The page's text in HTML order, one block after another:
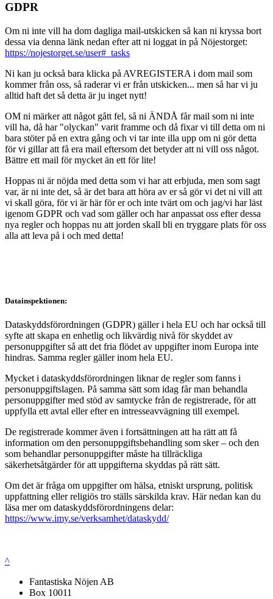
GDPR
Om ni inte vill ha dom dagliga mail-utskicken så kan ni kryssa bort
dessa via denna länk nedan efter att ni loggat in på Nöjestorget:
https://nojestorget.se/user#_tasks
Ni kan ju också bara klicka på AVREGISTERA i dom mail som
kommer från oss, så raderar vi er från utskicken... men så har vi ju
alltid haft det så detta är ju inget nytt!
OM ni märker att något gått fel, så ni ÄNDÅ får mail som ni inte
vill ha, då har "olyckan" varit framme och då fixar vi till detta om ni
bara stöter på en extra gång och vi tar inte illa upp om ni gör detta
för vi gillar att få era mail eftersom det betyder att ni vill oss något.
Bättre ett mail för mycket än ett för lite!
Hoppas ni är nöjda med detta som vi har att erbjuda, men som sagt
var, är ni inte det, så är det bara att höra av er så gör vi det ni vill att
vi skall göra, för vi är här för er och inte tvärt om och jag/vi har läst
igenom GDPR och vad som gäller och har anpassat oss efter dessa
nya regler och hoppas nu att jorden skall bli en tryggare plats för oss
alla att leva på i och med detta!
Datainspektionen:
Dataskyddsförordningen (GDPR) gäller i hela EU och har också till
syfte att skapa en enhetlig och likvärdig nivå för skyddet av
personuppgifter så att det fria flödet av uppgifter inom Europa inte
hindras. Samma regler gäller inom hela EU.
Mycket i dataskyddsförordningen liknar de regler som fanns i
personuppgiftslagen. På samma sätt som idag får man behandla
personuppgifter med stöd av samtycke från de registrerade, för att
uppfylla ett avtal eller efter en intresseavvägning till exempel.
De registrerade kommer även i fortsättningen att ha rätt att få
information om den personuppgiftsbehandling som sker – och den
som behandlar personuppgifter måste ha tillräckliga
säkerhetsåtgärder för att uppgifterna skyddas på rätt sätt.
Om det är fråga om uppgifter om hälsa, etniskt ursprung, politisk
uppfattning eller religiös tro ställs särskilda krav. Här nedan kan du
läsa mer om dataskyddsförordningens delar:
https://www.imy.se/verksamhet/dataskydd/
^
Fantastiska Nöjen AB
Box 10011